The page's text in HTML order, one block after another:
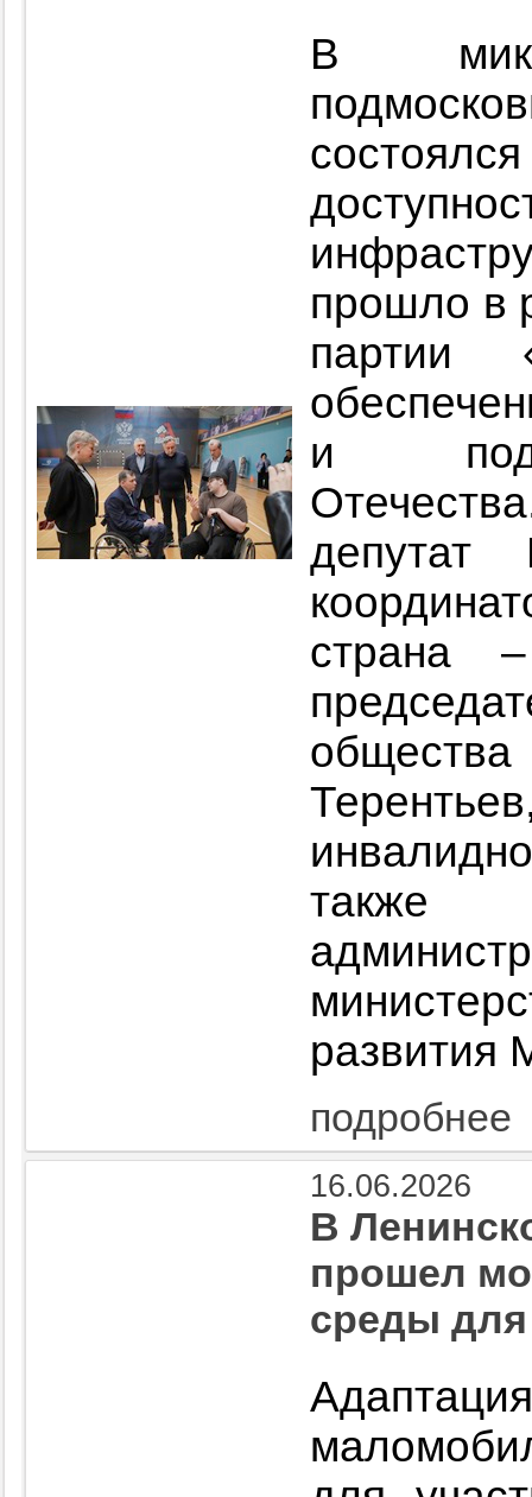
В
прошло в
партии
и
депутат
страна
также
развития
подробнее
16.06.2026
В
прошел
среды